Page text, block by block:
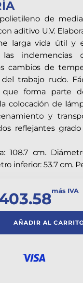
de
aditivo U.V.
larga vida útil y
las inclemencias
cambios de
trabajo rudo.
que forma parte
colocación de
y
reflejantes
108.7 cm.
inferior: 53.7 cm.
más IVA
AÑADIR AL